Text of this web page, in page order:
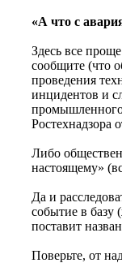
«А что с
Здесь все
сообщите (что
проведения
инцидентов и
промышленного
Ростехнадзора
Либо
настоящему»
Да и
событие в базу
поставит
Поверьте, от